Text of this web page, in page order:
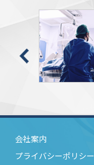
会社案内
プライバシーポリシー